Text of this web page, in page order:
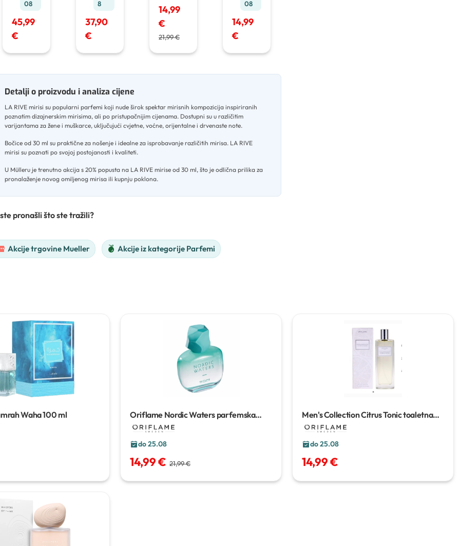
voda50
08
45,99
€
8
37,90
€
ml
14,99
€
21,99 €
a voda
08
14,99
€
Detalji o proizvodu i analiza cijene
LA RIVE mirisi su popularni parfemi koji nude širok spektar mirisnih kompozicija inspiriranih
poznatim dizajnerskim mirisima, ali po pristupačnijim cijenama. Dostupni su u različitim
varijantama za žene i muškarce, uključujući cvjetne, voćne, orijentalne i drvenaste note.
Bočice od 30 ml su praktične za nošenje i idealne za isprobavanje različitih mirisa. LA RIVE
mirisi su poznati po svojoj postojanosti i kvaliteti.
U Mülleru je trenutno akcija s 20% popusta na LA RIVE mirise od 30 ml, što je odlična prilika za
pronalaženje novog omiljenog mirisa ili kupnju poklona.
pronašli što ste tražili?
Akcije trgovine Mueller Akcije iz kategorije Parfemi
Waha100 ml
Oriflame Nordic Waters parfemska
voda za nju 50 ml
do 25.08
14,99 € 21,99 €
Men's Collection Citrus Tonic toaletna
voda 75 ml
do 25.08
14,99 €